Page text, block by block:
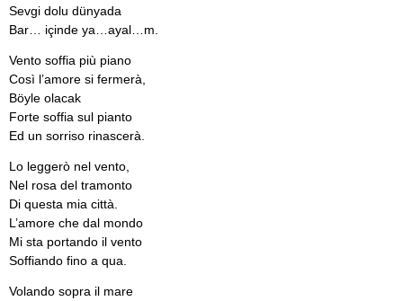
Sevgi dolu dünyada
Bar… içinde ya…ayal…m.
Vento soffia più piano
Così l’amore si fermerà,
Böyle olacak
Forte soffia sul pianto
Ed un sorriso rinascerà.
Lo leggerò nel vento,
Nel rosa del tramonto
Di questa mia città.
L’amore che dal mondo
Mi sta portando il vento
Soffiando fino a qua.
Volando sopra il mare